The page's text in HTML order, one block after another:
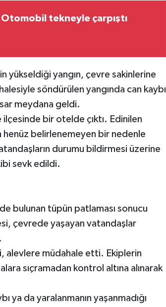
Otomobil tekneyle çarpıştı
yükseldiği yangın, çevre sakinlerine
söndürülen yangında can kaybı
meydana geldi.
ilçesinde bir otelde çıktı. Edinilen
belirlenemeyen bir nedenle
durumu bildirmesi üzerine
sevk edildi.
bulunan tüpün patlaması sonucu
çevrede yaşayan vatandaşlar
alevlere müdahale etti. Ekiplerin
sıçramadan kontrol altına alınarak
ya da yaralanmanın yaşanmadığı